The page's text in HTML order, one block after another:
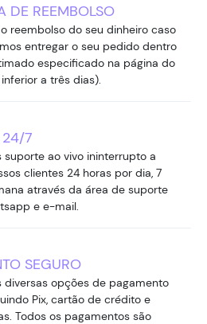
DE REEMBOLSO
reembolso do seu dinheiro caso
entregar o seu pedido dentro
especificado na página do
a três dias).
24/7
suporte ao vivo ininterrupto a
clientes 24 horas por dia, 7
através da área de suporte
e e-mail.
SEGURO
diversas opções de pagamento
Pix, cartão de crédito e
Todos os pagamentos são